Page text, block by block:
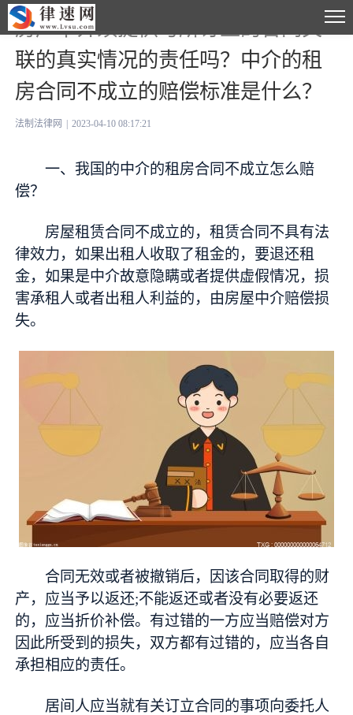
房产中介须提供与所订立的合同关
联的真实情况的责任吗？中介的租
房合同不成立的赔偿标准是什么？
法制法律网 2023-04-10 08:17:21
一、我国的中介的租房合同不成立怎么赔
偿？
房屋租赁合同不成立的，租赁合同不具有法
律效力，如果出租人收取了租金的，要退还租
金，如果是中介故意隐瞒或者提供虚假情况，损
害承租人或者出租人利益的，由房屋中介赔偿损
失。
合同无效或者被撤销后，因该合同取得的财
产，应当予以返还;不能返还或者没有必要返还
的，应当折价补偿。有过错的一方应当赔偿对方
因此所受到的损失，双方都有过错的，应当各自
承担相应的责任。
居间人应当就有关订立合同的事项向委托人